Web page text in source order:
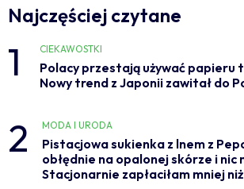
Najczęściej czytane
1 CIEKAWOSTKI
Polacy przestają używać
Nowy trend z Japonii zawitał do
2 MODA I URODA
Pistacjowa sukienka z lnem z
obłędnie na opalonej skórze i nic
Stacjonarnie zapłaciłam mniej